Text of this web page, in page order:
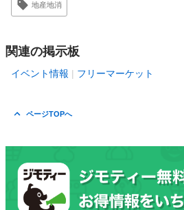
地産地消
関連の掲示板
イベント情報 フリーマーケット
ページTOPへ